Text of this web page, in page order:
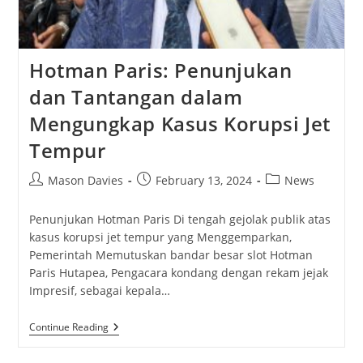
Hotman Paris: Penunjukan
dan Tantangan dalam
Mengungkap Kasus Korupsi Jet
Tempur
PostMason Davies
PostFebruary 13, 2024
PostNews
Penunjukan Hotman Paris Di tengah gejolak publik atas
kasus korupsi jet tempur yang Menggemparkan,
Pemerintah Memutuskan bandar besar slot Hotman
Paris Hutapea, Pengacara kondang dengan rekam jejak
Impresif, sebagai kepala…
Continue ReadingHotman
Paris: